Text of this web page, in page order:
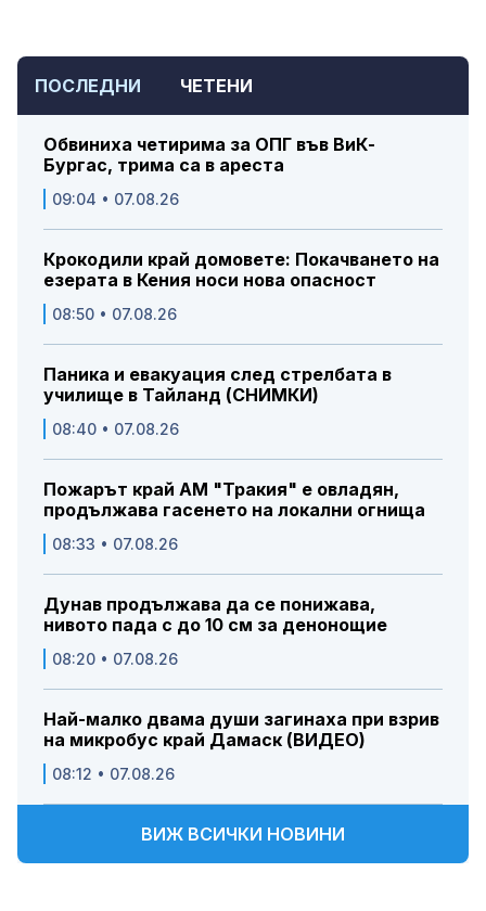
ПОСЛЕДНИ ЧЕТЕНИ
Обвиниха четирима за ОПГ във ВиК-
Бургас, трима са в ареста
09:04 • 07.08.26
Крокодили край домовете: Покачването на
езерата в Кения носи нова опасност
08:50 • 07.08.26
Паника и евакуация след стрелбата в
училище в Тайланд (СНИМКИ)
08:40 • 07.08.26
Пожарът край АМ "Тракия" е овладян,
продължава гасенето на локални огнища
08:33 • 07.08.26
Дунав продължава да се понижава,
нивото пада с до 10 см за денонощие
08:20 • 07.08.26
Най-малко двама души загинаха при взрив
на микробус край Дамаск (ВИДЕО)
08:12 • 07.08.26
ВИЖ ВСИЧКИ НОВИНИ